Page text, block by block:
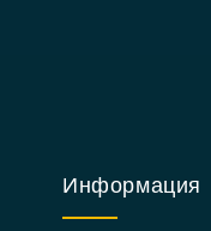
Информация